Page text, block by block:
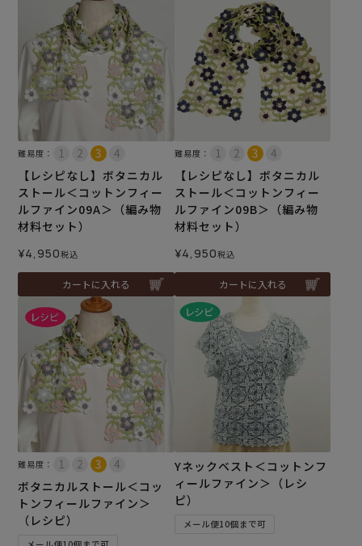
難易度：
【レシピなし】ボタニカル
ストール＜コットンフィー
ルファイン09A＞（編み物
材料セット）
¥4,950税込
カートに入れる
難易度：
【レシピなし】ボタニカル
ストール＜コットンフィー
ルファイン09B＞（編み物
材料セット）
¥4,950税込
カートに入れる
難易度：
ボタニカルストール＜コッ
トンフィールファイン＞
（レシピ）
Yネックベスト＜コットンフ
ィールファイン＞（レシ
ピ）
メール便10個まで可